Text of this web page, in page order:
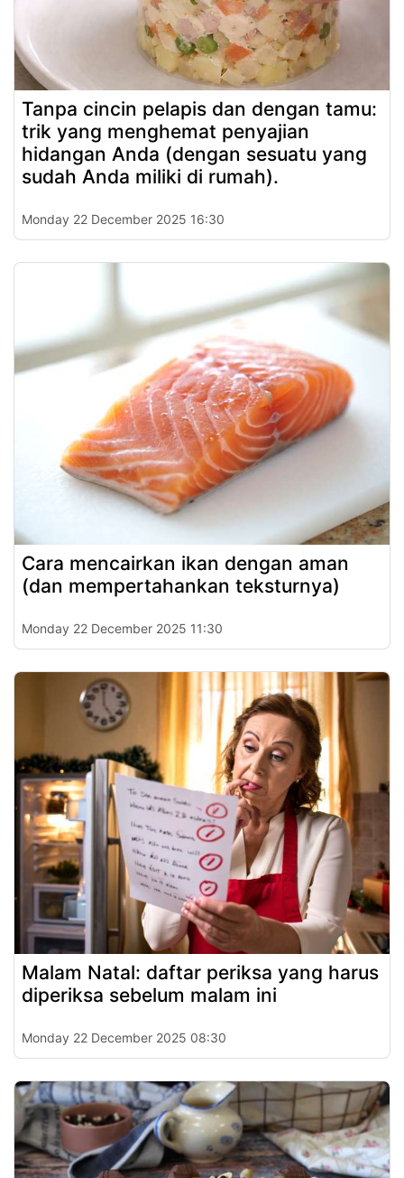
Tanpa cincin pelapis dan dengan tamu:
trik yang menghemat penyajian
hidangan Anda (dengan sesuatu yang
sudah Anda miliki di rumah).
Monday 22 December 2025 16:30
Cara mencairkan ikan dengan aman
(dan mempertahankan teksturnya)
Monday 22 December 2025 11:30
Malam Natal: daftar periksa yang harus
diperiksa sebelum malam ini
Monday 22 December 2025 08:30